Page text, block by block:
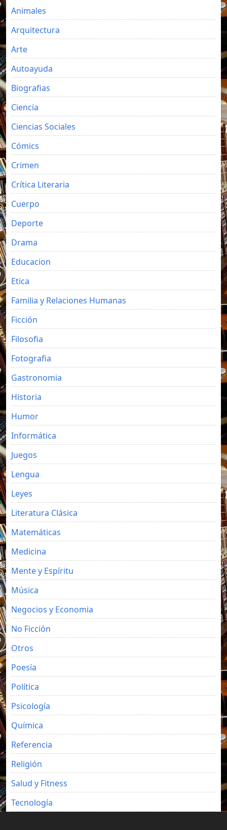
Animales
Arquitectura
Arte
Autoayuda
Biografias
Ciencia
Ciencias Sociales
Cómics
Crimen
Crítica Literaria
Cuerpo
Deporte
Drama
Educacion
Etica
Familia y Relaciones Humanas
Ficción
Filosofia
Fotografia
Gastronomia
Historia
Humor
Informática
Juegos
Lengua
Leyes
Literatura Clásica
Matemáticas
Medicina
Mente y Espíritu
Música
Negocios y Economia
No Ficción
Otros
Poesía
Política
Psicología
Química
Referencia
Religión
Salud y Fitness
Tecnología